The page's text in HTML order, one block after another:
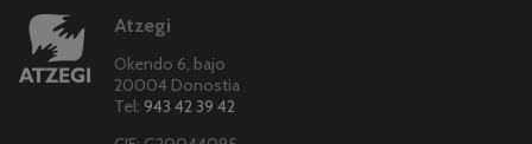
Atzegi
Okendo 6, bajo
20004 Donostia
Tel: 943 42 39 42